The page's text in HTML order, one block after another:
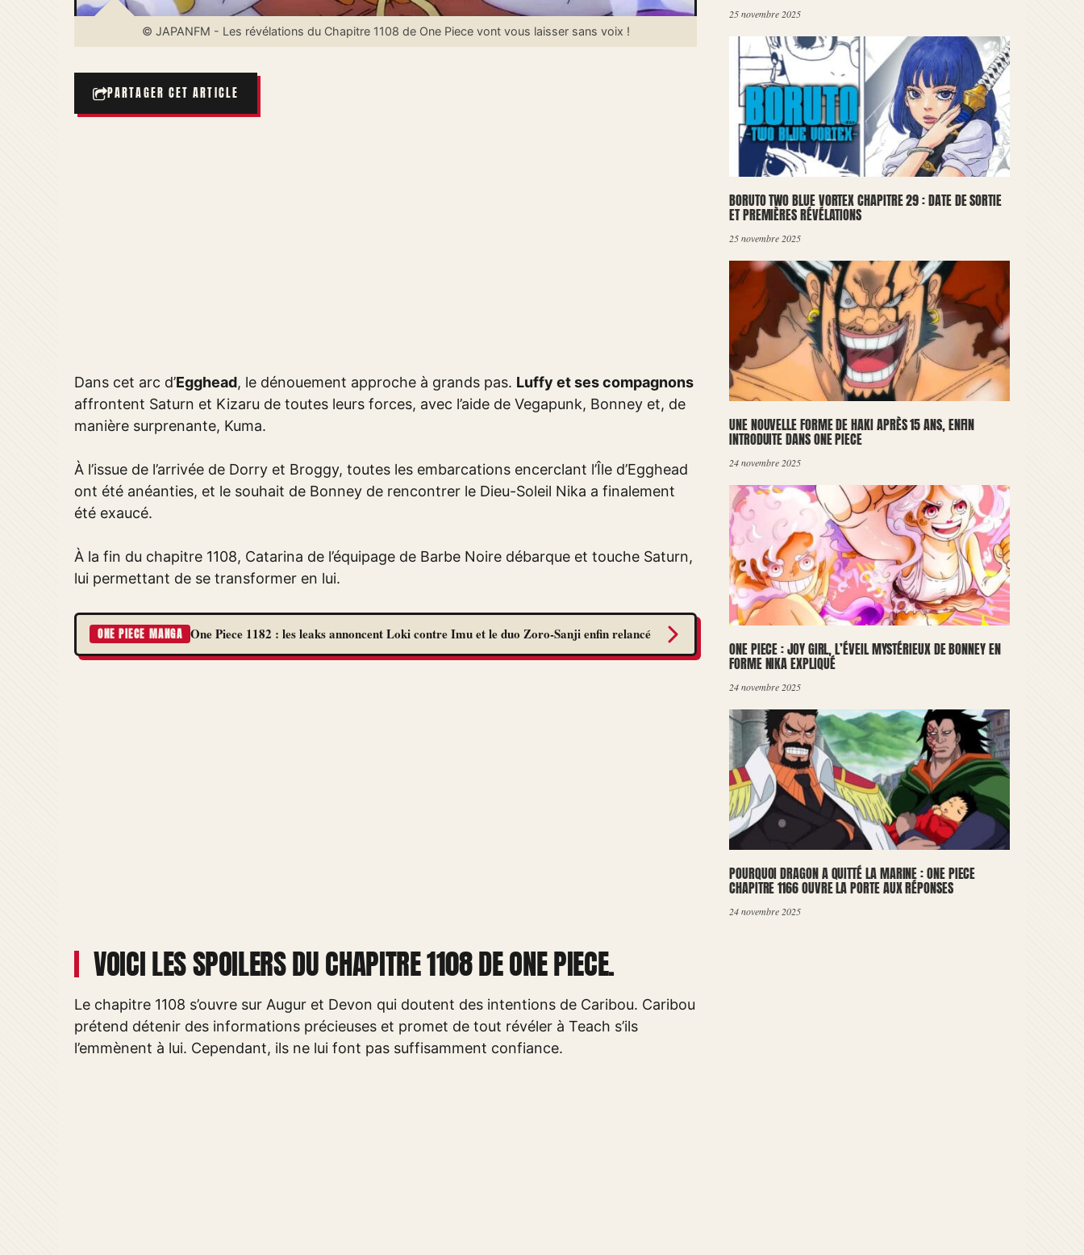
© JAPANFM - Les révélations du Chapitre 1108 de One Piece vont vous laisser sans voix !
PARTAGER CET ARTICLE
Dans cet arc d’Egghead, le dénouement approche à grands pas. Luffy et ses compagnons
affrontent Saturn et Kizaru de toutes leurs forces, avec l’aide de Vegapunk, Bonney et, de
manière surprenante, Kuma.
À l’issue de l’arrivée de Dorry et Broggy, toutes les embarcations encerclant l’Île d’Egghead
ont été anéanties, et le souhait de Bonney de rencontrer le Dieu-Soleil Nika a finalement
été exaucé.
À la fin du chapitre 1108, Catarina de l’équipage de Barbe Noire débarque et touche Saturn,
lui permettant de se transformer en lui.
ONE PIECE MANGA One Piece 1182 : les leaks annoncent Loki contre Imu et le duo Zoro-Sanji enfin relancé
VOICI LES SPOILERS DU CHAPITRE 1108 DE ONE PIECE.
Le chapitre 1108 s’ouvre sur Augur et Devon qui doutent des intentions de Caribou. Caribou
prétend détenir des informations précieuses et promet de tout révéler à Teach s’ils
l’emmènent à lui. Cependant, ils ne lui font pas suffisamment confiance.
25 novembre 2025
BORUTO TWO BLUE VORTEX CHAPITRE 29 : DATE DE SORTIE
ET PREMIÈRES RÉVÉLATIONS
25 novembre 2025
UNE NOUVELLE FORME DE HAKI APRÈS 15 ANS, ENFIN
INTRODUITE DANS ONE PIECE
24 novembre 2025
ONE PIECE : JOY GIRL, L’ÉVEIL MYSTÉRIEUX DE BONNEY EN
FORME NIKA EXPLIQUÉ
24 novembre 2025
POURQUOI DRAGON A QUITTÉ LA MARINE : ONE PIECE
CHAPITRE 1166 OUVRE LA PORTE AUX RÉPONSES
24 novembre 2025